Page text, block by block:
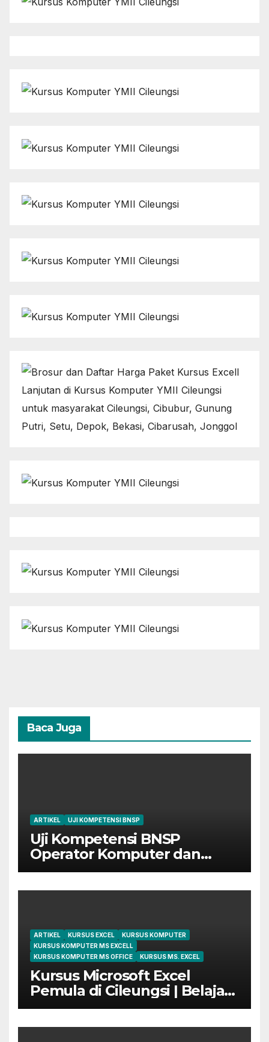
Baca Juga
ARTIKEL UJI KOMPETENSI BNSP
Uji Kompetensi BNSP
Operator Komputer dan
Digital Marketing di Bekasi
ARTIKEL KURSUS EXCEL
KURSUS KOMPUTER
KURSUS KOMPUTER MS EXCELL
KURSUS KOMPUTER MS OFFICE
KURSUS MS. EXCEL
Kursus Microsoft Excel
Pemula di Cileungsi | Belajar
dari Dasar Sampai Mahir